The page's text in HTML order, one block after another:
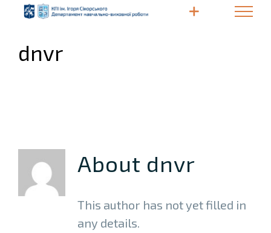
contentdnvr
About dnvr
This author has not yet filled in
any details.